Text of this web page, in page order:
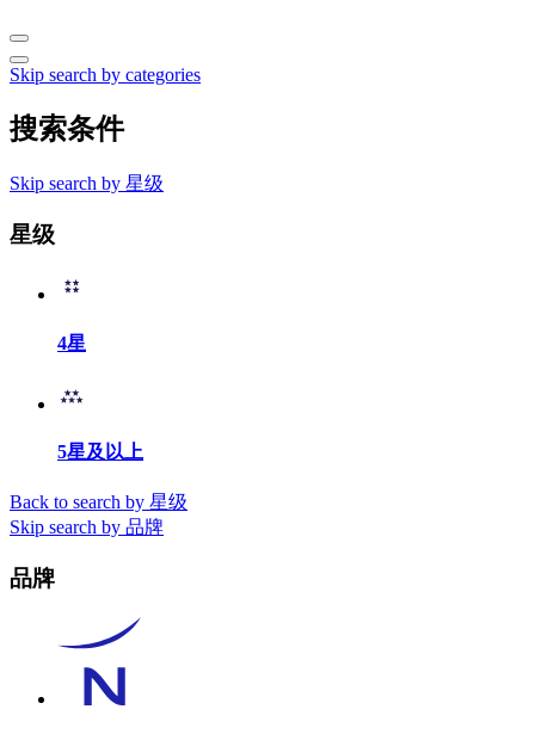
Skip search by categories
搜索条件
Skip search by 星级
星级
4星
5星及以上
Back to search by 星级
Skip search by 品牌
品牌